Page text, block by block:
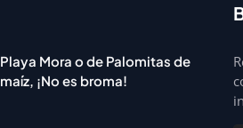
Playa Mora o de Palomitas de
maíz, ¡No es broma!